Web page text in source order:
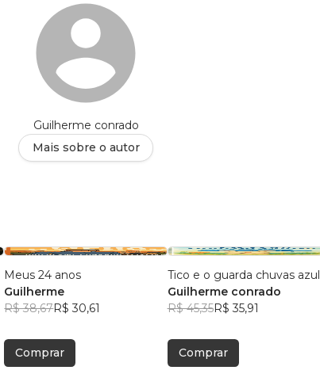
Guilherme conrado
Mais sobre o autor
Meus 24 anos
Guilherme
R$ 38,67R$ 30,61
Comprar
Tico e o guarda chuvas azul
Guilherme conrado
R$ 45,35R$ 35,91
Comprar